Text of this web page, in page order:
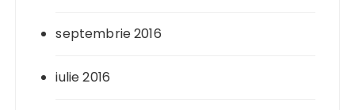
septembrie 2016
iulie 2016